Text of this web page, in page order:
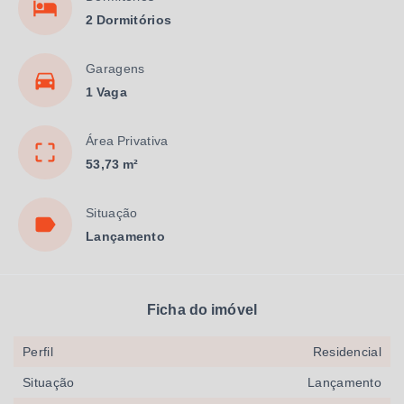
2 Dormitórios
Garagens
1 Vaga
Área Privativa
53,73 m²
Situação
Lançamento
Ficha do imóvel
Perfil Residencial
Situação Lançamento